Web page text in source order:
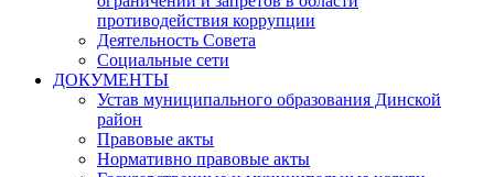
противодействия коррупции
Деятельность Совета
Социальные сети
ДОКУМЕНТЫ
Устав муниципального образования Динской
район
Правовые акты
Нормативно правовые акты